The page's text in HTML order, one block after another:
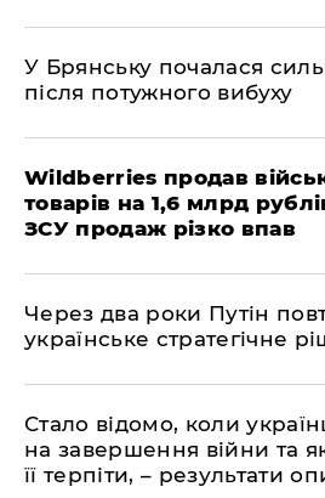
У Брянську почалася
після потужного вибуху
Wildberries продав
товарів на 1,6 млрд
ЗСУ продаж різко впав
Через два роки Путін
українське стратегічне
Стало відомо, коли
на завершення війни та
її терпіти, – результати